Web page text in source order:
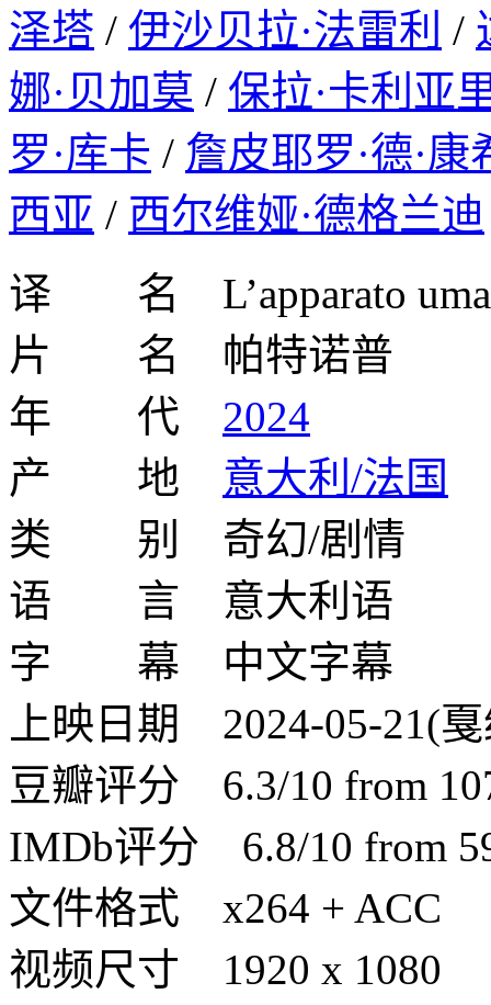
泽塔 / 伊沙贝拉·法雷利 /
娜·贝加莫 / 保拉·卡利亚
罗·库卡 / 詹皮耶罗·德·康
西亚 / 西尔维娅·德格兰迪
译 名 L’apparato
片 名 帕特诺普
年 代 2024
产 地 意大利/法国
类 别 奇幻/剧情
语 言 意大利语
字 幕 中文字幕
上映日期 2024-05-21(
豆瓣评分 6.3/10 from
IMDb评分 6.8/10 from
文件格式 x264 + ACC
视频尺寸 1920 x 1080